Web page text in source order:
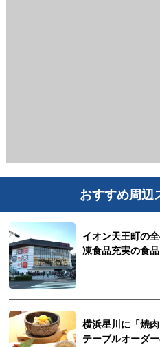
おすすめ周辺
イオン天王町の
凍食品充実の食
横浜星川に「焼
テーブルオーダ